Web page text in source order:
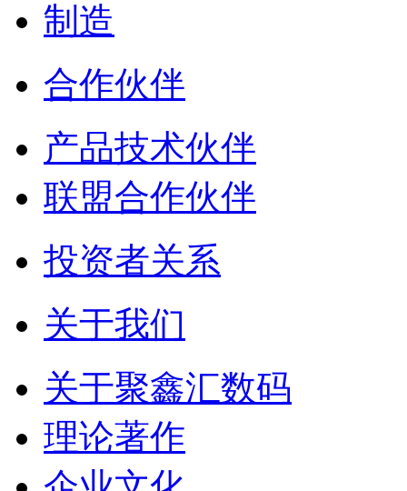
制造
合作伙伴
产品技术伙伴
联盟合作伙伴
投资者关系
关于我们
关于聚鑫汇数码
理论著作